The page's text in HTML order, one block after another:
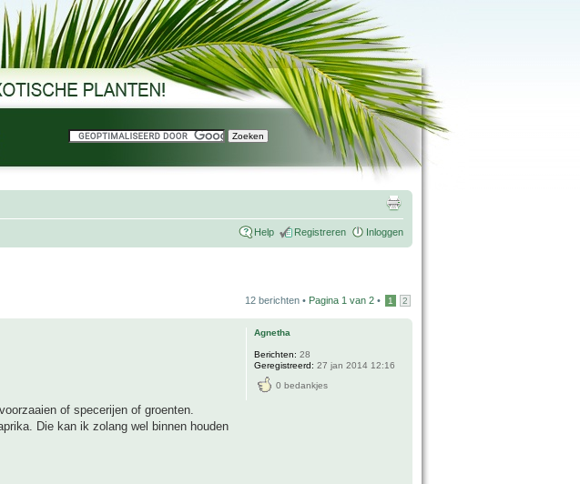
Help Registreren Inloggen
12 berichten • Pagina 1 van 2 • 1 2
of specerijen of groenten.
Die kan ik zolang wel binnen houden
Agnetha
Berichten: 28
Geregistreerd: 27 jan 2014 12:16
0 bedankjes